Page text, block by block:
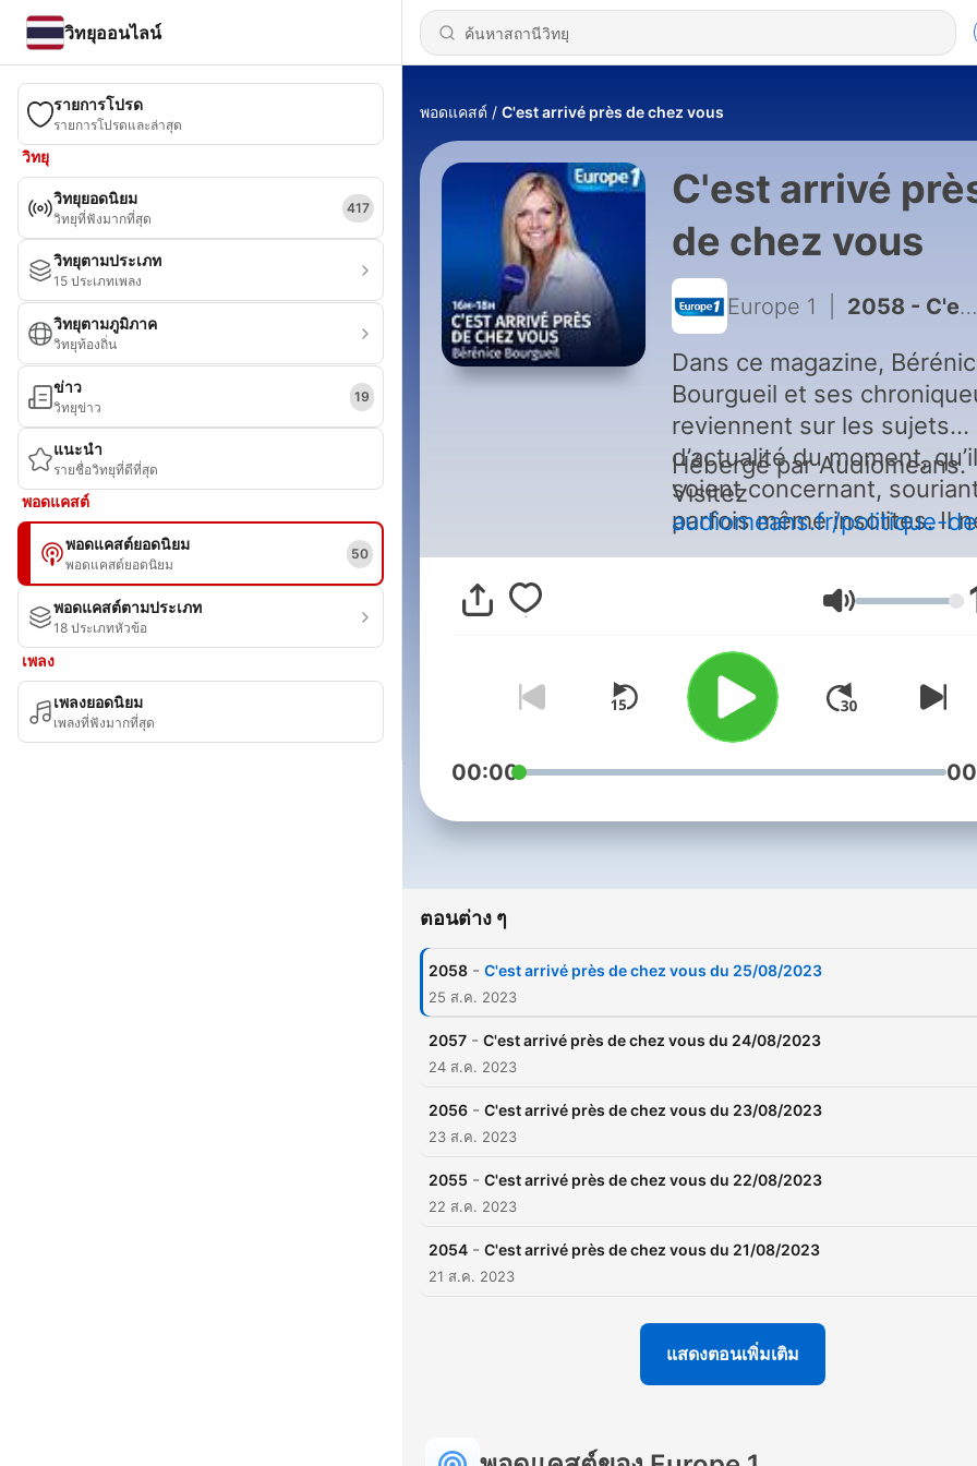
วิทยุออนไลน์
รายการโปรด
รายการโปรดและล่าสุด
วิทยุ
วิทยุยอดนิยม
วิทยุที่ฟังมากที่สุด
417
วิทยุตามประเภท
15 ประเภทเพลง
วิทยุตามภูมิภาค
วิทยุท้องถิ่น
ข่าว
วิทยุข่าว
19
แนะนำ
รายชื่อวิทยุที่ดีที่สุด
พอดแคสต์
พอดแคสต์ยอดนิยม
พอดแคสต์ยอดนิยม
50
พอดแคสต์ตามประเภท
18 ประเภทหัวข้อ
เพลง
เพลงยอดนิยม
เพลงที่ฟังมากที่สุด
พอดแคสต์ C'est arrivé près de chez vous
C'est arrivé
de chez vous
Europe 1 2058 - C'est arrivé près de chez vous du 25/08/2023
Dans ce magazine,
Bourgueil et ses
reviennent sur les sujets
d’actualité du moment,
soient concernant,
parfois même insolites. Il
sera pas question ici des
sujets évoqués dans nos
tranches infos, mais plutôt
sujets qui tendent vers la
curiosité et la découverte et
qui racontent quelque
de notre époque. En
de la bonne humeur, de la
proximité. Les auditeurs
Hébergé par Audiomeans.
Visitez
audiomeans.fr/politique-
ระดับเสียง
00:00
ตอนต่าง ๆ
2058 - C'est arrivé près de chez vous du 25/08/2023
25 ส.ค. 2023
2057 - C'est arrivé près de chez vous du 24/08/2023
24 ส.ค. 2023
2056 - C'est arrivé près de chez vous du 23/08/2023
23 ส.ค. 2023
2055 - C'est arrivé près de chez vous du 22/08/2023
22 ส.ค. 2023
2054 - C'est arrivé près de chez vous du 21/08/2023
21 ส.ค. 2023
แสดงตอนเพิ่มเติม